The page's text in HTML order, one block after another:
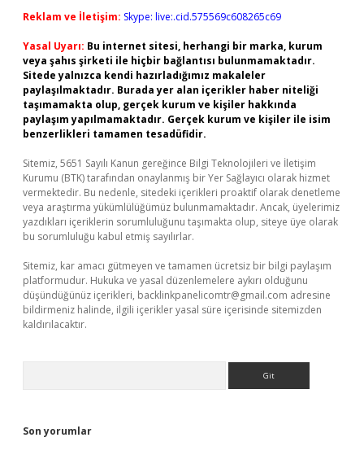
Reklam ve İletişim: Skype: live:.cid.575569c608265c69
Yasal Uyarı: Bu internet sitesi, herhangi bir marka, kurum
veya şahıs şirketi ile hiçbir bağlantısı bulunmamaktadır.
Sitede yalnızca kendi hazırladığımız makaleler
paylaşılmaktadır. Burada yer alan içerikler haber niteliği
taşımamakta olup, gerçek kurum ve kişiler hakkında
paylaşım yapılmamaktadır. Gerçek kurum ve kişiler ile isim
benzerlikleri tamamen tesadüfidir.
Sitemiz, 5651 Sayılı Kanun gereğince Bilgi Teknolojileri ve İletişim
Kurumu (BTK) tarafından onaylanmış bir Yer Sağlayıcı olarak hizmet
vermektedir. Bu nedenle, sitedeki içerikleri proaktif olarak denetleme
veya araştırma yükümlülüğümüz bulunmamaktadır. Ancak, üyelerimiz
yazdıkları içeriklerin sorumluluğunu taşımakta olup, siteye üye olarak
bu sorumluluğu kabul etmiş sayılırlar.
Sitemiz, kar amacı gütmeyen ve tamamen ücretsiz bir bilgi paylaşım
platformudur. Hukuka ve yasal düzenlemelere aykırı olduğunu
düşündüğünüz içerikleri, backlinkpanelicomtr@gmail.com adresine
bildirmeniz halinde, ilgili içerikler yasal süre içerisinde sitemizden
kaldırılacaktır.
Son yorumlar